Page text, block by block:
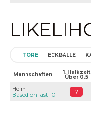
TORE ECKBÄLLE
Mannschaften 1. Halbzeit
Über 0.5
Heim
Based on last 10
?